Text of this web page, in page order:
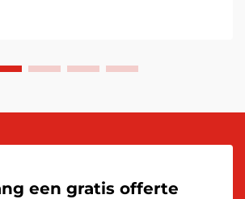
een gratis offerte